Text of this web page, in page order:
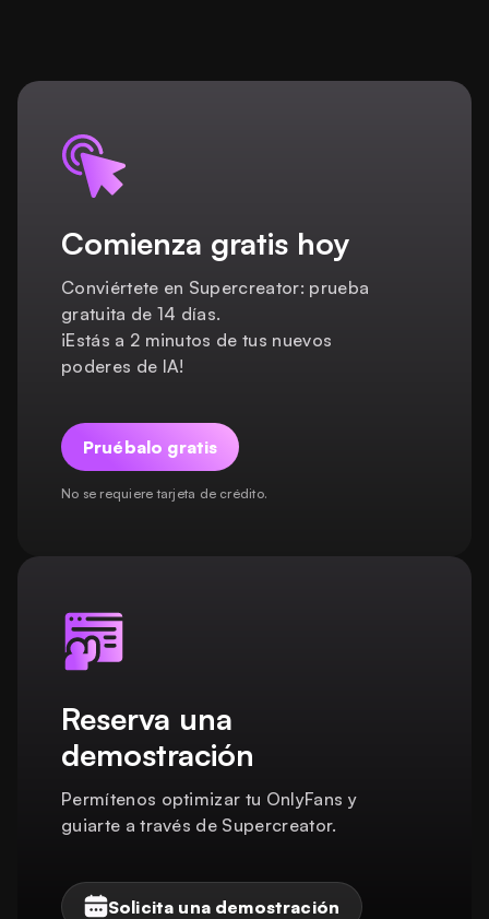
Comienza gratis hoy
Conviértete en Supercreator: prueba
gratuita de 14 días.
¡Estás a 2 minutos de tus nuevos
poderes de IA!
Pruébalo gratis
No se requiere tarjeta de crédito.
Reserva una
demostración
Permítenos optimizar tu OnlyFans y
guiarte a través de Supercreator.
Solicita una demostración